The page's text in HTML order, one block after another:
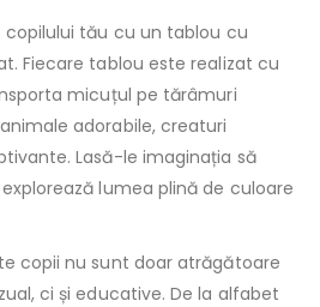
copilului tău cu un tablou cu
Fiecare tablou este realizat cu
micuțul pe tărâmuri
adorabile, creaturi
Lasă-le imaginația să
lumea plină de culoare
copii nu sunt doar atrăgătoare
ci și educative. De la alfabet